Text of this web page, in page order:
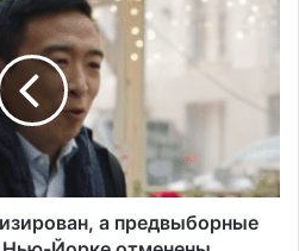
что в Портленде
угона
населения в США
а предвыборные